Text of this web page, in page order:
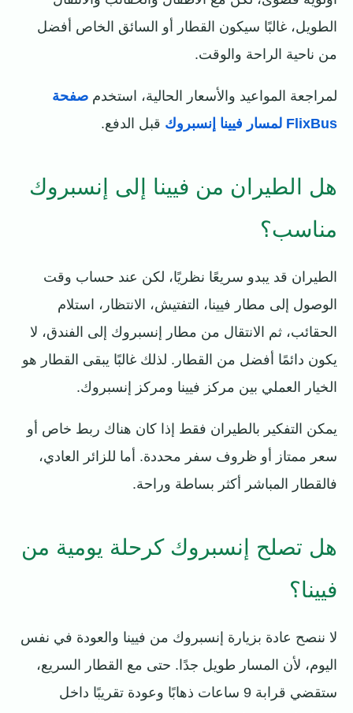
الطويل، غالبًا سيكون القطار أو السائق الخاص أفضل
من ناحية الراحة والوقت.
لمراجعة المواعيد والأسعار الحالية، استخدم صفحة
FlixBus لمسار فيينا إنسبروك
قبل الدفع.
هل الطيران من فيينا إلى إنسبروك
مناسب؟
الطيران قد يبدو سريعًا نظريًا، لكن عند حساب وقت
الوصول إلى مطار فيينا، التفتيش، الانتظار، استلام
الحقائب، ثم الانتقال من مطار إنسبروك إلى الفندق، لا
يكون دائمًا أفضل من القطار. لذلك غالبًا يبقى القطار هو
الخيار العملي بين مركز فيينا ومركز إنسبروك.
يمكن التفكير بالطيران فقط إذا كان هناك ربط خاص أو
سعر ممتاز أو ظروف سفر محددة. أما للزائر العادي،
فالقطار المباشر أكثر بساطة وراحة.
هل تصلح إنسبروك كرحلة يومية من
فيينا؟
لا ننصح عادة بزيارة إنسبروك من فيينا والعودة في نفس
اليوم، لأن المسار طويل جدًا. حتى مع القطار السريع،
ستقضي قرابة 9 ساعات ذهابًا وعودة تقريبًا داخل